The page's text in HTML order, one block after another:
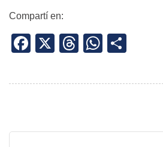
Compartí en:
Facebook
X Threads